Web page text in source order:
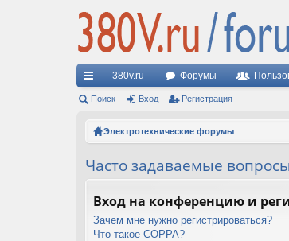
с
380v.ru Форумы
Поиск Вход Регистрация
Электротехнические форумы
Часто задаваемые вопросы
Вход на конференцию и
Зачем мне нужно регистрироваться?
Что такое COPPA?